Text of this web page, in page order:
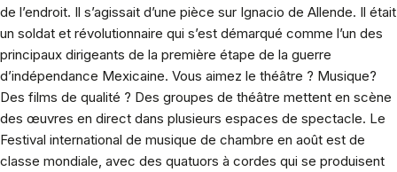
de l’endroit. Il s’agissait d’une pièce sur Ignacio de Allende. Il était
un soldat et révolutionnaire qui s’est démarqué comme l’un des
principaux dirigeants de la première étape de la guerre
d’indépendance Mexicaine. Vous aimez le théâtre ? Musique?
Des films de qualité ? Des groupes de théâtre mettent en scène
des œuvres en direct dans plusieurs espaces de spectacle. Le
Festival international de musique de chambre en août est de
classe mondiale, avec des quatuors à cordes qui se produisent